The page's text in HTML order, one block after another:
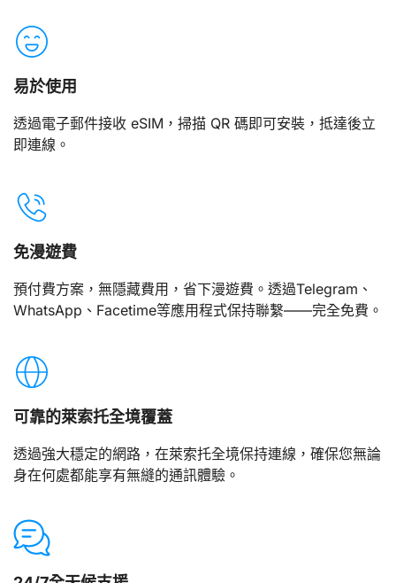
易於使用
透過電子郵件接收 eSIM，掃描 QR 碼即可安裝，抵達後立
即連線。
免漫遊費
預付費方案，無隱藏費用，省下漫遊費。透過Telegram、
WhatsApp、Facetime等應用程式保持聯繫——完全免費。
可靠的萊索托全境覆蓋
透過強大穩定的網路，在萊索托全境保持連線，確保您無論
身在何處都能享有無縫的通訊體驗。